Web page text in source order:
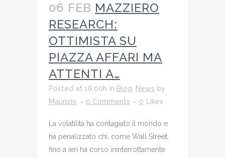
06 FEB MAZZIERO
RESEARCH:
OTTIMISTA SU
PIAZZA AFFARI MA
ATTENTI A…
Posted at 16:00h in Blog, News by
Maurizio
0 Comments 0 Likes
La volatilità ha contagiato il mondo e
ha penalizzato chi, come Wall Street,
fino a ieri ha corso ininterrottamente